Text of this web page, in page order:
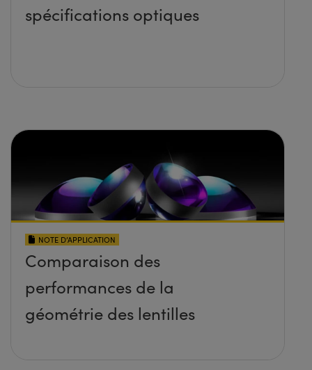
spécifications optiques
NOTE D’APPLICATION
Comparaison des
performances de la
géométrie des lentilles